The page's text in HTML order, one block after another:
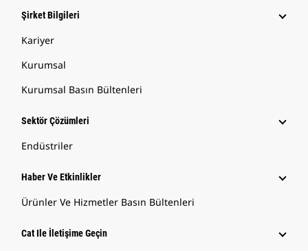
Şirket Bilgileri
Kariyer
Kurumsal
Kurumsal Basın Bültenleri
Sektör Çözümleri
Endüstriler
Haber Ve Etkinlikler
Ürünler Ve Hizmetler Basın Bültenleri
Cat Ile İletişime Geçin